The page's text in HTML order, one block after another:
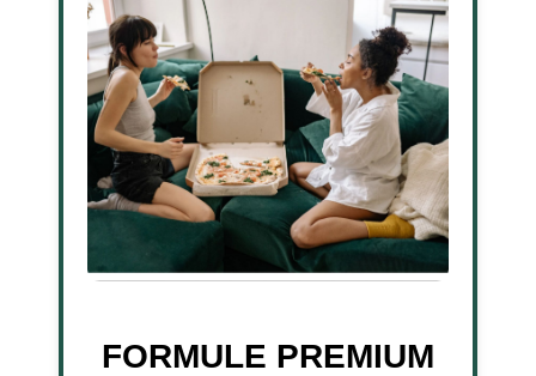
FORMULE PREMIUM